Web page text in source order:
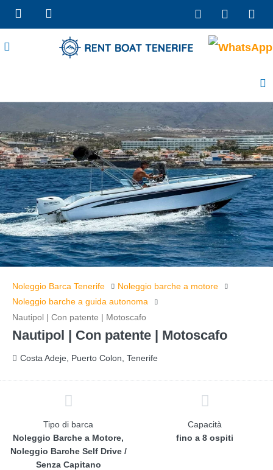
Noleggio Barca Tenerife
Noleggio barche a motore
Noleggio barche a guida autonoma
Nautipol | Con patente | Motoscafo
Nautipol | Con patente | Motoscafo
Costa Adeje, Puerto Colon, Tenerife
Tipo di barca
Noleggio Barche a Motore,
Noleggio Barche Self Drive /
Senza Capitano
Capacità
fino a 8 ospiti